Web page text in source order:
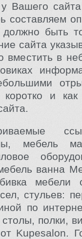
Вашего
составляем
быть
сайта
вместить в
и
мебель
ванна
мебели
стульев:
по
полки,
Kupesalon.